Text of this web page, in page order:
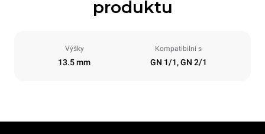
produktu
Výšky
13.5 mm
Kompatibilní s
GN 1/1, GN 2/1